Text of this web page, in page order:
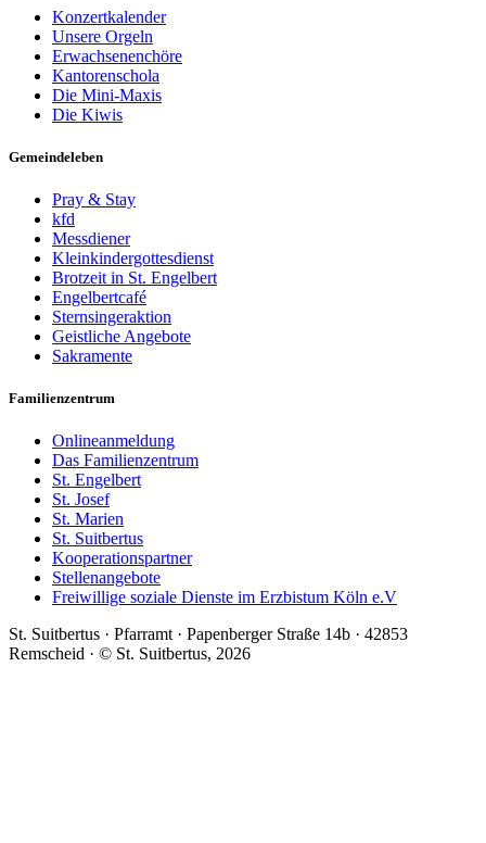
Konzertkalender
Unsere Orgeln
Erwachsenenchöre
Kantorenschola
Die Mini-Maxis
Die Kiwis
Gemeindeleben
Pray & Stay
kfd
Messdiener
Kleinkindergottesdienst
Brotzeit in St. Engelbert
Engelbertcafé
Sternsingeraktion
Geistliche Angebote
Sakramente
Familienzentrum
Onlineanmeldung
Das Familienzentrum
St. Engelbert
St. Josef
St. Marien
St. Suitbertus
Kooperationspartner
Stellenangebote
Freiwillige soziale Dienste im Erzbistum Köln e.V
St. Suitbertus · Pfarramt · Papenberger Straße 14b · 42853
Remscheid · © St. Suitbertus, 2026